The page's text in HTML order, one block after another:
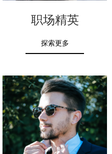
职场精英
探索更多